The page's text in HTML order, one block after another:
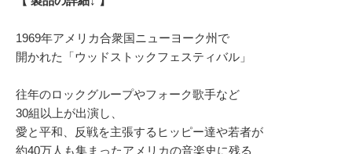
1969年アメリカ合衆国ニューヨーク州で
開かれた「ウッドストックフェスティバル」
往年のロックグループやフォーク歌手など
30組以上が出演し、
愛と平和、反戦を主張するヒッピー達や若者が
約40万人も集まったアメリカの音楽史に残る